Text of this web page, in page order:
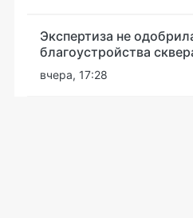
Экспертиза не
благоустройства
вчера, 17:28